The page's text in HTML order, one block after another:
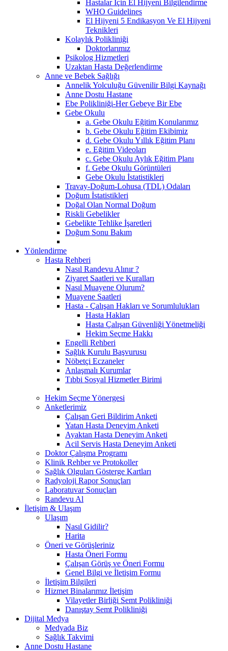
Hastalar İçin El Hijyeni Bilgilendirme
WHO Guidelines
El Hijyeni 5 Endikasyon Ve El Hijyeni
Teknikleri
Kolaylık Polikliniği
Doktorlarımız
Psikolog Hizmetleri
Uzaktan Hasta Değerlendirme
Anne ve Bebek Sağlığı
Annelik Yolculuğu Güvenilir Bilgi Kaynağı
Anne Dostu Hastane
Ebe Polikliniği-Her Gebeye Bir Ebe
Gebe Okulu
a. Gebe Okulu Eğitim Konularımız
b. Gebe Okulu Eğitim Ekibimiz
d. Gebe Okulu Yıllık Eğitim Planı
e. Eğitim Videoları
c. Gebe Okulu Aylık Eğitim Planı
f. Gebe Okulu Görüntüleri
Gebe Okulu İstatistikleri
Travay-Doğum-Lohusa (TDL) Odaları
Doğum İstatistikleri
Doğal Olan Normal Doğum
Riskli Gebelikler
Gebelikte Tehlike İşaretleri
Doğum Sonu Bakım
Yönlendirme
Hasta Rehberi
Nasıl Randevu Alınır ?
Ziyaret Saatleri ve Kuralları
Nasıl Muayene Olurum?
Muayene Saatleri
Hasta - Çalışan Hakları ve Sorumlulukları
Hasta Hakları
Hasta Çalışan Güvenliği Yönetmeliği
Hekim Seçme Hakkı
Engelli Rehberi
Sağlık Kurulu Başvurusu
Nöbetçi Eczaneler
Anlaşmalı Kurumlar
Tıbbi Sosyal Hizmetler Birimi
Hekim Seçme Yönergesi
Anketlerimiz
Çalışan Geri Bildirim Anketi
Yatan Hasta Deneyim Anketi
Ayaktan Hasta Deneyim Anketi
Acil Servis Hasta Deneyim Anketi
Doktor Çalışma Programı
Klinik Rehber ve Protokoller
Sağlık Olguları Gösterge Kartları
Radyoloji Rapor Sonuçları
Laboratuvar Sonuçları
Randevu Al
İletişim & Ulaşım
Ulaşım
Nasıl Gidilir?
Harita
Öneri ve Görüşleriniz
Hasta Öneri Formu
Çalışan Görüş ve Öneri Formu
Genel Bilgi ve İletişim Formu
İletişim Bilgileri
Hizmet Binalarımız İletişim
Vilayetler Birliği Semt Polikliniği
Danıştay Semt Polikliniği
Dijital Medya
Medyada Biz
Sağlık Takvimi
Anne Dostu Hastane